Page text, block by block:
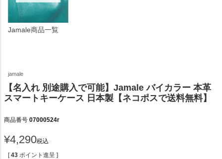
Jamale商品一覧
jamale
【名入れ 別途購入で可能】Jamale バイカラー 本革
スマートキーケース 日本製【ネコポスで送料無料】
商品番号 07000524r
¥4,290税込
[ 43 ポイント進呈 ]